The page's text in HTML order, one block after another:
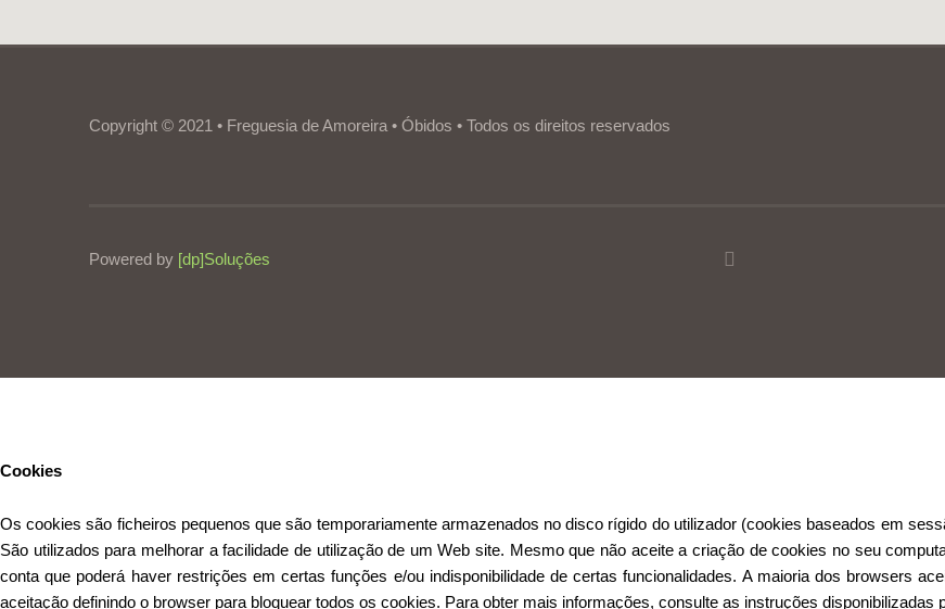
Copyright © 2021 • Freguesia de Amoreira • Óbidos • Todos os direitos reservados
Powered by [dp]Soluções
Cookies
Os cookies são ficheiros pequenos que são temporariamente armazenados no disco rígido do utilizador (cookies baseados em
São utilizados para melhorar a facilidade de utilização de um Web site. Mesmo que não aceite a criação de cookies no seu
conta que poderá haver restrições em certas funções e/ou indisponibilidade de certas funcionalidades. A maioria dos browsers
aceitação definindo o browser para bloquear todos os cookies. Para obter mais informações, consulte as instruções disponibilizadas